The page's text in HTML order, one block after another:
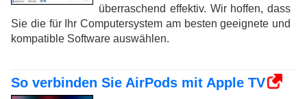
überraschend effektiv. Wir hoffen, dass
Sie die für Ihr Computersystem am besten geeignete und
kompatible Software auswählen.
So verbinden Sie AirPods mit Apple TV